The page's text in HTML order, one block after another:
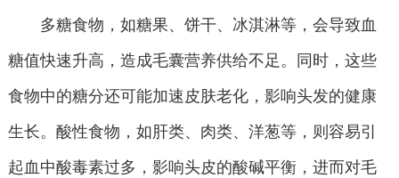
多糖食物，如糖果、饼干、冰淇淋等，会导致血
糖值快速升高，造成毛囊营养供给不足。同时，这些
食物中的糖分还可能加速皮肤老化，影响头发的健康
生长。酸性食物，如肝类、肉类、洋葱等，则容易引
起血中酸毒素过多，影响头皮的酸碱平衡，进而对毛